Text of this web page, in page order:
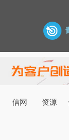
信网 资源